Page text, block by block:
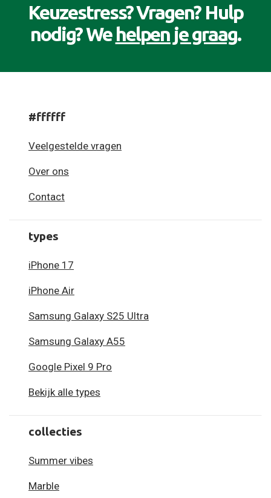
Keuzestress? Vragen? Hulp
nodig? Wehelpen je graag.
#ffffff
Veelgestelde vragen
Over ons
Contact
types
iPhone 17
iPhone Air
Samsung Galaxy S25 Ultra
Samsung Galaxy A55
Google Pixel 9 Pro
Bekijk alle types
collecties
Summer vibes
Marble